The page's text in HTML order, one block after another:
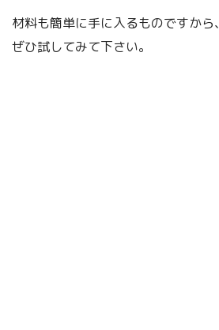
材料も簡単に手に入るものですから、
ぜひ試してみて下さい。